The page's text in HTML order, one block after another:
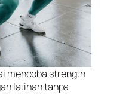
mencoba strength
latihan tanpa